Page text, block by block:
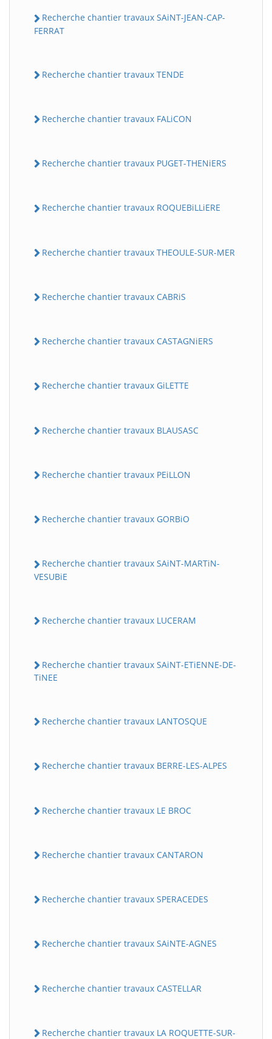
Recherche chantier travaux SAiNT-JEAN-CAP-
FERRAT
Recherche chantier travaux TENDE
Recherche chantier travaux FALiCON
Recherche chantier travaux PUGET-THENiERS
Recherche chantier travaux ROQUEBiLLiERE
Recherche chantier travaux THEOULE-SUR-MER
Recherche chantier travaux CABRiS
Recherche chantier travaux CASTAGNiERS
Recherche chantier travaux GiLETTE
Recherche chantier travaux BLAUSASC
Recherche chantier travaux PEiLLON
Recherche chantier travaux GORBiO
Recherche chantier travaux SAiNT-MARTiN-
VESUBiE
Recherche chantier travaux LUCERAM
Recherche chantier travaux SAiNT-ETiENNE-DE-
TiNEE
Recherche chantier travaux LANTOSQUE
Recherche chantier travaux BERRE-LES-ALPES
Recherche chantier travaux LE BROC
Recherche chantier travaux CANTARON
Recherche chantier travaux SPERACEDES
Recherche chantier travaux SAiNTE-AGNES
Recherche chantier travaux CASTELLAR
Recherche chantier travaux LA ROQUETTE-SUR-